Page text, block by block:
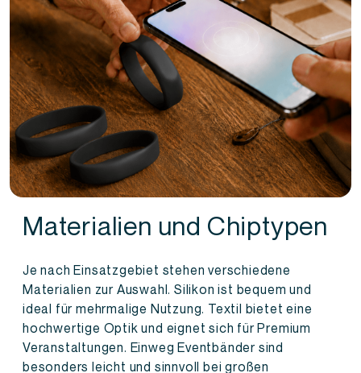
Materialien und Chiptypen
Je nach Einsatzgebiet stehen verschiedene
Materialien zur Auswahl. Silikon ist bequem und
ideal für mehrmalige Nutzung. Textil bietet eine
hochwertige Optik und eignet sich für Premium
Veranstaltungen. Einweg Eventbänder sind
besonders leicht und sinnvoll bei großen